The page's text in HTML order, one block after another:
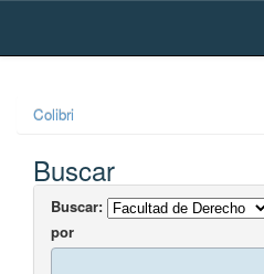
Skip
Colibri
Buscar
Buscar:
por